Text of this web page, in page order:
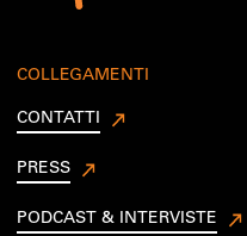
COLLEGAMENTI
CONTATTI
PRESS
PODCAST & INTERVISTE